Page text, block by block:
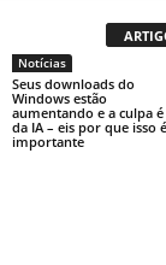
Notícias
Seus downloads do
Windows estão
aumentando e a culpa é
da IA ​​– eis por que isso é
importante